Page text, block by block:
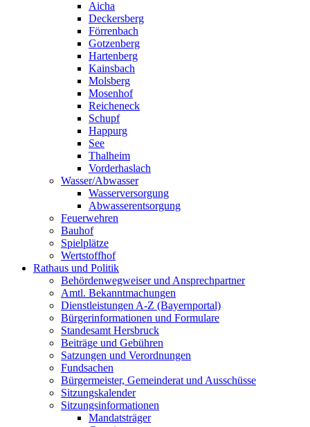
Aicha
Deckersberg
Förrenbach
Gotzenberg
Hartenberg
Kainsbach
Molsberg
Mosenhof
Reicheneck
Schupf
Happurg
See
Thalheim
Vorderhaslach
Wasser/Abwasser
Wasserversorgung
Abwasserentsorgung
Feuerwehren
Bauhof
Spielplätze
Wertstoffhof
Rathaus und Politik
Behördenwegweiser und Ansprechpartner
Amtl. Bekanntmachungen
Dienstleistungen A-Z (Bayernportal)
Bürgerinformationen und Formulare
Standesamt Hersbruck
Beiträge und Gebühren
Satzungen und Verordnungen
Fundsachen
Bürgermeister, Gemeinderat und Ausschüsse
Sitzungskalender
Sitzungsinformationen
Mandatsträger